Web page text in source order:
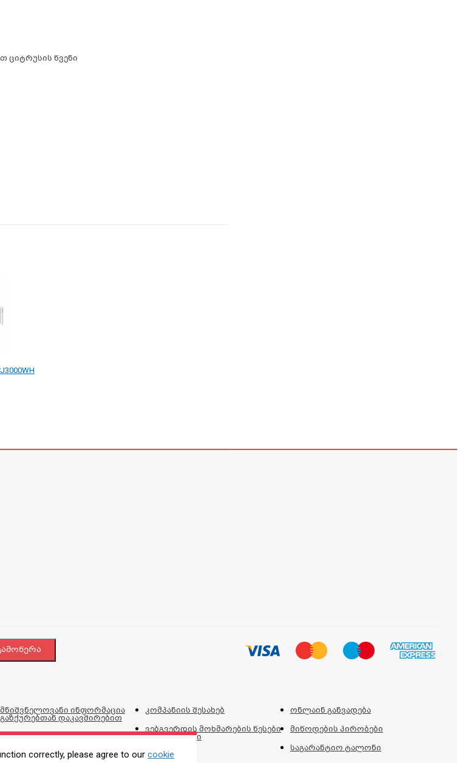
ციტრუსის წვენი
მნიშვნელოვანი ინფორმაცია
გაზქურებთან დაკავშირებით
კომპანიის შესახებ ონლაინ განვადება
ვებგვერდის მოხმარების წესები
და პირობები
მიწოდების პირობები
საგარანტიო ტალონი
correctly, please agree to our cookie